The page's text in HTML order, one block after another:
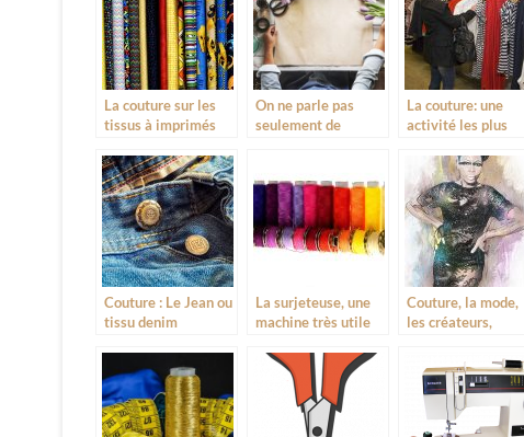
La couture sur les
tissus à imprimés
On ne parle pas
seulement de
dans l’artisanat
La couture: une
activité les plus
Couture : Le Jean ou
tissu denim
La surjeteuse, une
machine très utile
Couture, la mode,
les créateurs,